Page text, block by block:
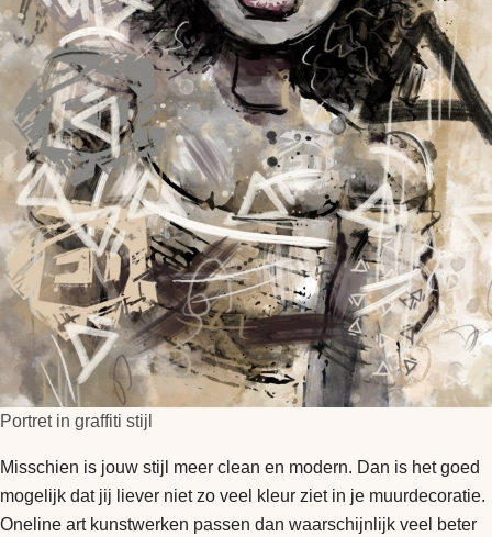
Portret in graffiti stijl
Misschien is jouw stijl meer clean en modern. Dan is het goed
mogelijk dat jij liever niet zo veel kleur ziet in je muurdecoratie.
Oneline art kunstwerken passen dan waarschijnlijk veel beter